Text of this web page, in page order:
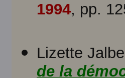
1994, pp.
Lizette
de la